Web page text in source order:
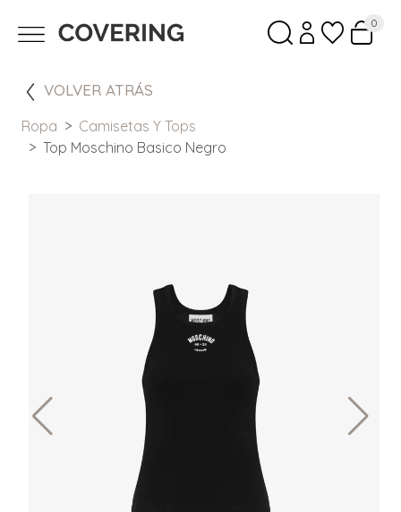
0
VOLVER ATRÁS
Ropa
Camisetas Y Tops
Top Moschino Basico Negro